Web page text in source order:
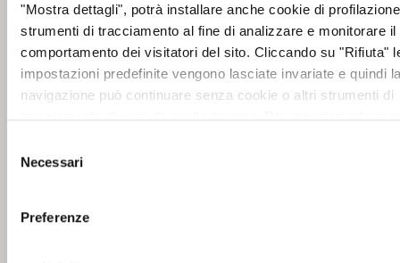
"Mostra dettagli", potrà installare anche cookie di
strumenti di tracciamento al fine di analizzare e monitorare il
comportamento dei visitatori del sito. Cliccando su "Rifiuta"
impostazioni predefinite vengono lasciate invariate e quindi
navigazione può continuare senza cookie o altri strumenti di
delNecessari
Preferenze